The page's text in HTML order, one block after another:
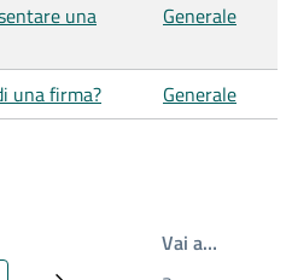
una
Generale
una firma? Generale
Vai a…